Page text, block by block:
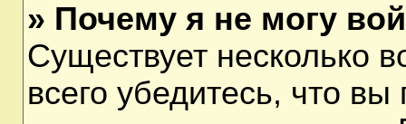
» Почему я не могу
Существует несколько
всего убедитесь, что